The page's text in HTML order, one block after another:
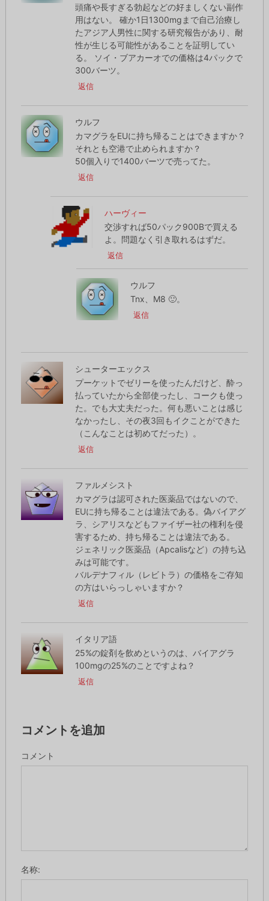
頭痛や長すぎる勃起などの好ましくない副作
用はない。 確か1日1300mgまで自己治療し
たアジア人男性に関する研究報告があり、耐
性が生じる可能性があることを証明してい
る。 ソイ・ブアカーオでの価格は4パックで
300バーツ。
返信
ウルフ
カマグラをEUに持ち帰ることはできますか？
それとも空港で止められますか？
50個入りで1400バーツで売ってた。
返信
ハーヴィー
交渉すれば50パック900Bで買える
よ。問題なく引き取れるはずだ。
返信
ウルフ
Tnx、M8 🙂。
返信
シューターエックス
プーケットでゼリーを使ったんだけど、酔っ
払っていたから全部使ったし、コークも使っ
た。でも大丈夫だった。何も悪いことは感じ
なかったし、その夜3回もイクことができた
（こんなことは初めてだった）。
返信
ファルメシスト
カマグラは認可された医薬品ではないので、
EUに持ち帰ることは違法である。偽バイアグ
ラ、シアリスなどもファイザー社の権利を侵
害するため、持ち帰ることは違法である。
ジェネリック医薬品（Apcalisなど）の持ち込
みは可能です。
バルデナフィル（レビトラ）の価格をご存知
の方はいらっしゃいますか？
返信
イタリア語
25%の錠剤を飲めというのは、バイアグラ
100mgの25%のことですよね？
返信
コメントを追加
コメント
名称: